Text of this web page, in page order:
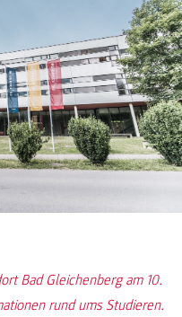
Bad Gleichenberg am 10.
rund ums Studieren.